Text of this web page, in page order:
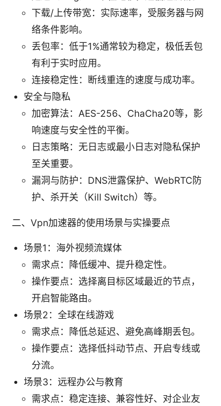
下载/上传带宽：实际速率，受服务器与网
络条件影响。
丢包率：低于1%通常较为稳定，极低丢包
有利于实时应用。
连接稳定性：断线重连的速度与成功率。
安全与隐私
加密算法：AES-256、ChaCha20等，影
响速度与安全性的平衡。
日志策略：无日志或最小日志对隐私保护
至关重要。
漏洞与防护：DNS泄露保护、WebRTC防
护、杀开关（Kill Switch）等。
二、Vpn加速器的使用场景与实操要点
场景1：海外视频流媒体
需求点：降低缓冲、提升稳定性。
操作要点：选择离目标区域最近的节点，
开启智能路由。
场景2：全球在线游戏
需求点：降低总延迟、避免高峰期丢包。
操作要点：选择低抖动节点、开启专线或
分流。
场景3：远程办公与教育
需求点：稳定连接、兼容性好、对企业友